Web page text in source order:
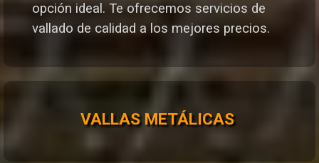
opción ideal. Te ofrecemos servicios de
vallado de calidad a los mejores precios.
VALLAS METÁLICAS